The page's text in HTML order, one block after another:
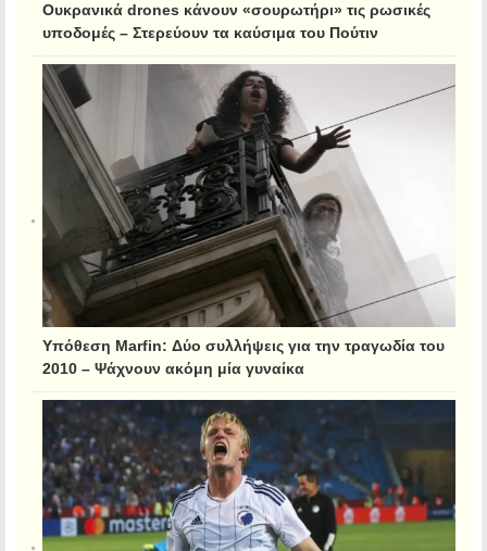
Ουκρανικά drones κάνουν «σουρωτήρι» τις ρωσικές
υποδομές – Στερεύουν τα καύσιμα του Πούτιν
Υπόθεση Marfin: Δύο συλλήψεις για την τραγωδία του
2010 – Ψάχνουν ακόμη μία γυναίκα